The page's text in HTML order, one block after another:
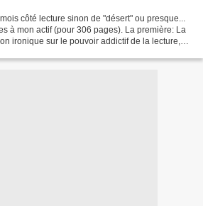
côté lecture sinon de "désert" ou presque...
à mon actif (pour 306 pages). La première: La
ironique sur le pouvoir addictif de la lecture,